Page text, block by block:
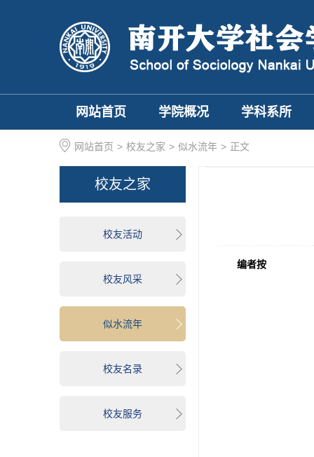
网站首页 学院概况 学科系所
网站首页 > 校友之家 > 似水流年 > 正文
校友之家
校友活动
校友风采
似水流年
校友名录
校友服务
编者按